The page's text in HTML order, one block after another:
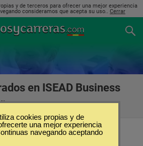
y de terceros para ofrecer una mejor experiencia
consideramos que acepta su uso.. Cerrar
en ISEAD Business
cookies propias y de
una mejor experiencia
navegando aceptando